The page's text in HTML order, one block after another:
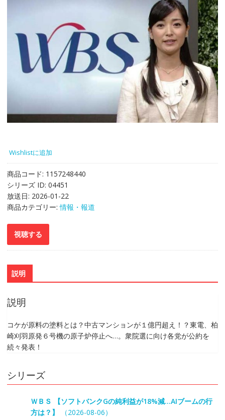
Wishlistに追加
商品コード: 1157248440
シリーズ ID: 04451
放送日: 2026-01-22
商品カテゴリー:情報・報道
説明
説明
コケが原料の塗料とは？中古マンションが１億円超え！？東電、柏
崎刈羽原発６号機の原子炉停止へ…。衆院選に向け各党が公約を
続々発表！
シリーズ
ＷＢＳ 【ソフトバンクGの純利益が18%減…AIブームの行
方は？】
（2026-08-06）